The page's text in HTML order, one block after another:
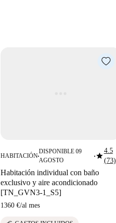
HABITACIÓN■
DISPONIBLE 09
AGOSTO
■star4.5
(73)
Habitación individual con baño
exclusivo y aire acondicionado
[TN_GVN3-1_S5]
1360 €/al mes